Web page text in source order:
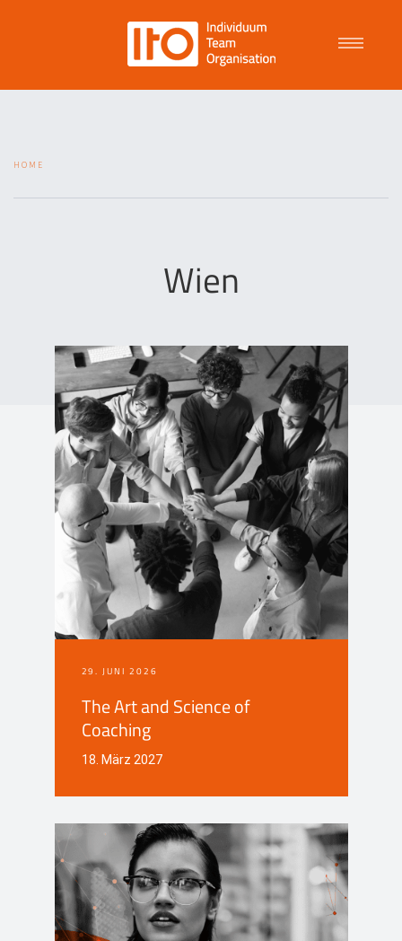
Events
Kontakt
HOME
Wien
29. JUNI 2026
The Art and Science of
Coaching
18. März 2027